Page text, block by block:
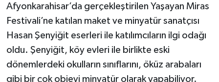
Afyonkarahisar’da gerçekleştirilen Yaşayan Miras
Festivali’ne katılan maket ve minyatür sanatçısı
Hasan Şenyiğit eserleri ile katılımcıların ilgi odağı
oldu. Şenyiğit, köy evleri ile birlikte eski
dönemlerdeki okulların sınıflarını, öküz arabaları
gibi bir çok objeyi minyatür olarak yapabiliyor.